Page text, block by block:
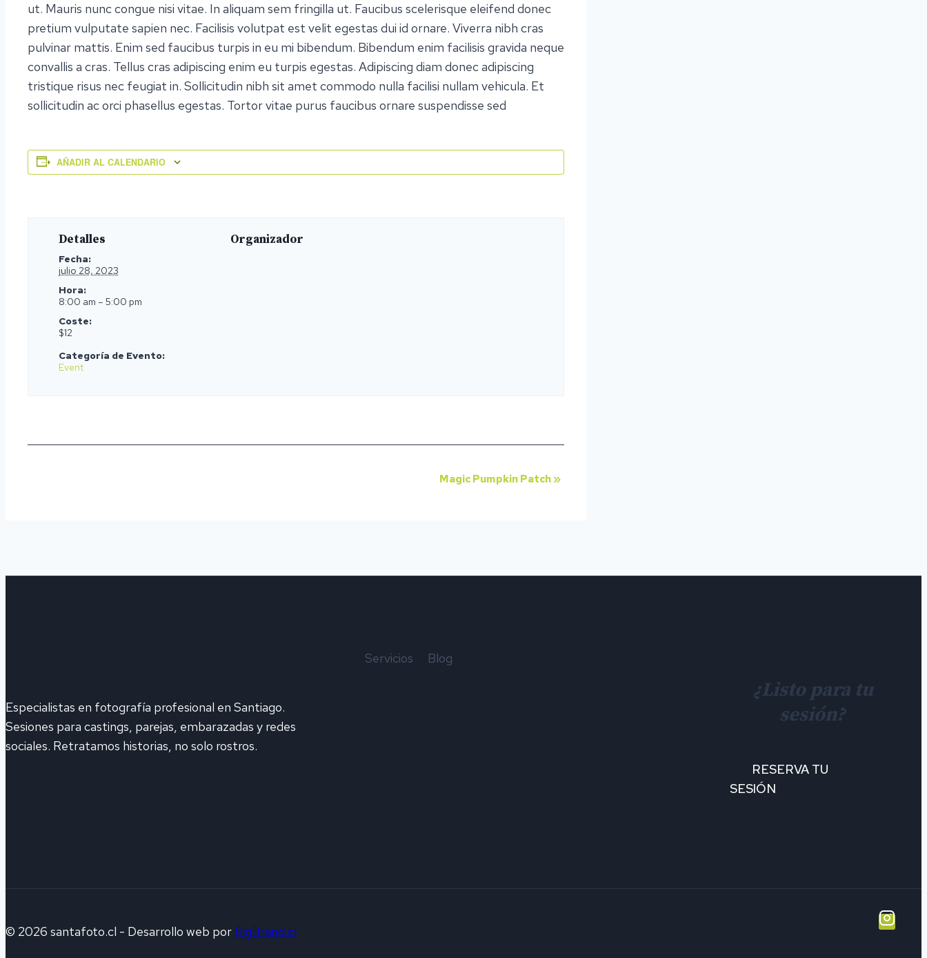
ut. Mauris nunc congue nisi vitae. In aliquam sem fringilla ut. Faucibus scelerisque eleifend donec
pretium vulputate sapien nec. Facilisis volutpat est velit egestas dui id ornare. Viverra nibh cras
pulvinar mattis. Enim sed faucibus turpis in eu mi bibendum. Bibendum enim facilisis gravida neque
convallis a cras. Tellus cras adipiscing enim eu turpis egestas. Adipiscing diam donec adipiscing
tristique risus nec feugiat in. Sollicitudin nibh sit amet commodo nulla facilisi nullam vehicula. Et
sollicitudin ac orci phasellus egestas. Tortor vitae purus faucibus ornare suspendisse sed
AÑADIR AL CALENDARIO
Detalles
Fecha:
julio 28, 2023
Hora:
8:00 am – 5:00 pm
Coste:
$12
Categoría de Evento:
Event
Organizador
Magic Pumpkin Patch»
Especialistas en fotografía profesional en Santiago.
Sesiones para castings, parejas, embarazadas y redes
sociales. Retratamos historias, no solo rostros.
Servicios Blog
¿Listo para tu
sesión?
RESERVA TU
SESIÓN
© 2026 santafoto.cl - Desarrollo web por BigBrand.cl